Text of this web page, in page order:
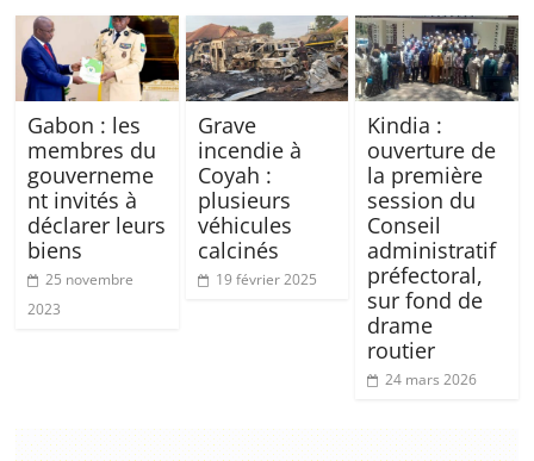
Gabon : les
membres du
gouverneme
nt invités à
déclarer leurs
biens
25 novembre
2023
Grave
incendie à
Coyah :
plusieurs
véhicules
calcinés
19 février 2025
Kindia :
ouverture de
la première
session du
Conseil
administratif
préfectoral,
sur fond de
drame
routier
24 mars 2026